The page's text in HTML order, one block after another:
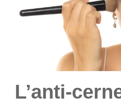
L’anti-